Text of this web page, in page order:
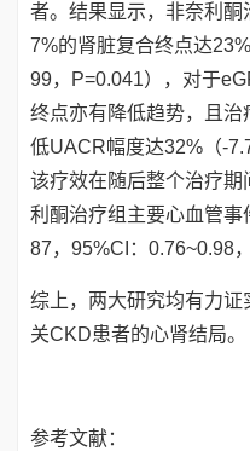
者。结果显示，非奈利
7%的肾脏复合终点达
99，P=0.041），对于
终点亦有降低趋势，且
低UACR幅度达32%（-
该疗效在随后整个治疗
利酮治疗组主要心血管
87，95%CI：0.76~0.98
综上，两大研究均有力
关CKD患者的心肾结局。
参考文献：